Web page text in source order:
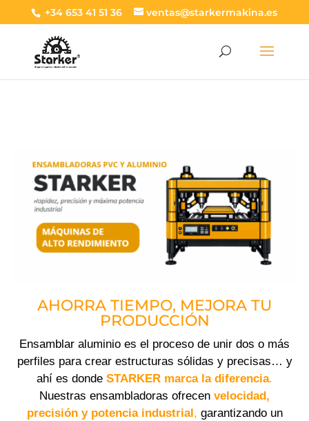
+34 653 41 51 36 ventas@starkermakina.es
AHORRA TIEMPO, MEJORA TU
PRODUCCIÓN
Ensamblar aluminio es el proceso de unir dos o más
perfiles para crear estructuras sólidas y precisas… y
ahí es donde STARKER marca la diferencia.
Nuestras ensambladoras ofrecen velocidad,
precisión y potencia industrial , garantizando un